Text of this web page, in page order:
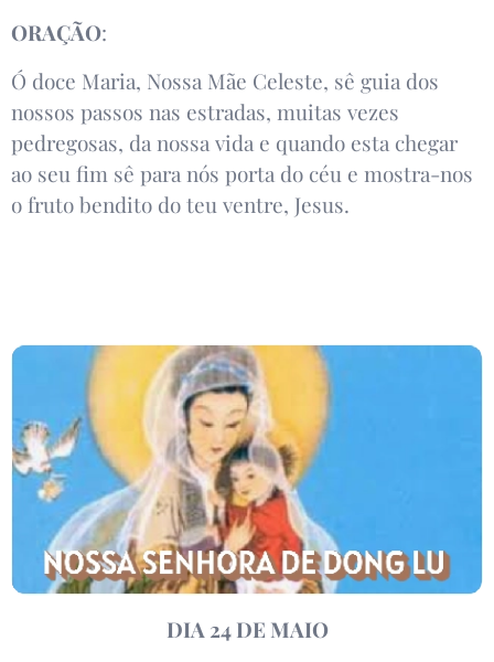
ORAÇÃO:
Ó doce Maria, Nossa Mãe Celeste, sê guia dos
nossos passos nas estradas, muitas vezes
pedregosas, da nossa vida e quando esta chegar
ao seu fim sê para nós porta do céu e mostra-nos
o fruto bendito do teu ventre, Jesus.
DIA 24 DE MAIO